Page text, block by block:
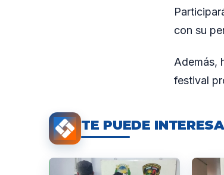
con su
Además,
festival
TE PUEDE